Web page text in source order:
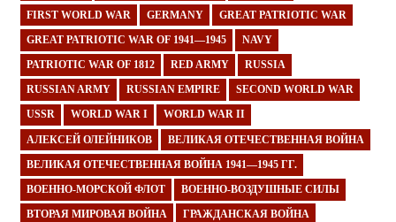
FIRST WORLD WAR GERMANY GREAT PATRIOTIC WAR
GREAT PATRIOTIC WAR OF 1941—1945 NAVY
PATRIOTIC WAR OF 1812 RED ARMY RUSSIA
RUSSIAN ARMY RUSSIAN EMPIRE SECOND WORLD WAR
USSR WORLD WAR I WORLD WAR II
АЛЕКСЕЙ ОЛЕЙНИКОВ ВЕЛИКАЯ ОТЕЧЕСТВЕННАЯ ВОЙНА
ВЕЛИКАЯ ОТЕЧЕСТВЕННАЯ ВОЙНА 1941—1945 ГГ.
ВОЕННО-МОРСКОЙ ФЛОТ ВОЕННО-ВОЗДУШНЫЕ СИЛЫ
ВТОРАЯ МИРОВАЯ ВОЙНА ГРАЖДАНСКАЯ ВОЙНА